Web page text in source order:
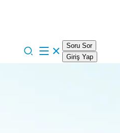
Soru Sor
Giriş Yap